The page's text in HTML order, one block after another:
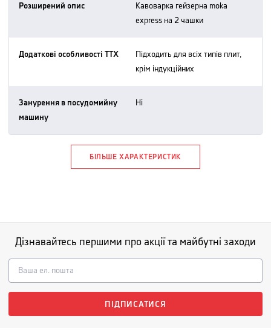
Розширений опис
кавоварка гейзерна moka
express на 2 чашки
Додаткові особливості ТТХ
крім індукційних
Занурення в посудомийну
машину
ні
БІЛЬШЕ ХАРАКТЕРИСТИК
Дізнавайтесь першими про акції та майбутні заходи
ПІДПИСАТИСЯ